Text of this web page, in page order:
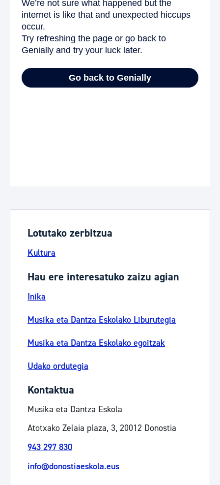
Lotutako zerbitzua
Kultura
Hau ere interesatuko zaizu agian
Inika
Musika eta Dantza Eskolako Liburutegia
Musika eta Dantza Eskolako egoitzak
Udako ordutegia
Kontaktua
Musika eta Dantza Eskola
Atotxako Zelaia plaza, 3, 20012 Donostia
943 297 830
info@donostiaeskola.eus